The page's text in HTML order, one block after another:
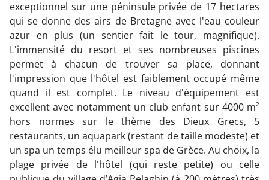
exceptionnel sur une péninsule privée de 17 hectares
qui se donne des airs de Bretagne avec l'eau couleur
azur en plus (un sentier fait le tour, magnifique).
L'immensité du resort et ses nombreuses piscines
permet à chacun de trouver sa place, donnant
l'impression que l'hôtel est faiblement occupé même
quand il est complet. Le niveau d'équipement est
excellent avec notamment un club enfant sur 4000 m²
hors normes sur le thème des Dieux Grecs, 5
restaurants, un aquapark (restant de taille modeste) et
un spa un temps élu meilleur spa de Grèce. Au choix, la
plage privée de l'hôtel (qui reste petite) ou celle